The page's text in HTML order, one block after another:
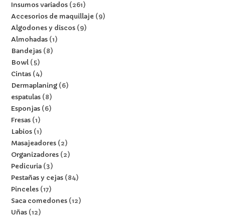
Insumos variados 261
Accesorios de maquillaje
9
Algodones y discos 9
Almohadas 1
Bandejas 8
Bowl 5
Cintas 4
Dermaplaning 6
espatulas 8
Esponjas 6
Fresas 1
Labios 1
Masajeadores 2
Organizadores 2
Pedicuria 3
Pestañas y cejas 84
Pinceles 17
Saca comedones 12
Uñas 12